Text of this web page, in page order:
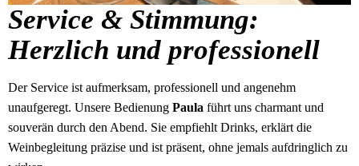
Service & Stimmung:
Herzlich und professionell
Der Service ist aufmerksam, professionell und angenehm
unaufgeregt. Unsere Bedienung Paula führt uns charmant und
souverän durch den Abend. Sie empfiehlt Drinks, erklärt die
Weinbegleitung präzise und ist präsent, ohne jemals aufdringlich zu